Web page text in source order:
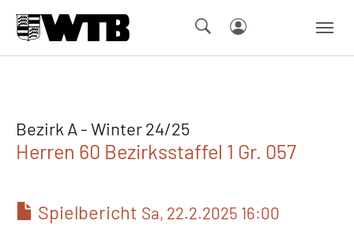
Bezirk A - Winter 24/25
Herren 60 Bezirksstaffel 1 Gr. 057
Spielbericht Sa, 22.2.2025 16:00